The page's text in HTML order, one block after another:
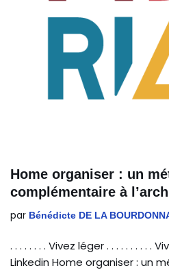
Home organiser : un
complémentaire à
par Bénédicte DE LA
. . . . . . . . Vivez léger . . . . . . . . . .
Linkedin Home organiser : un